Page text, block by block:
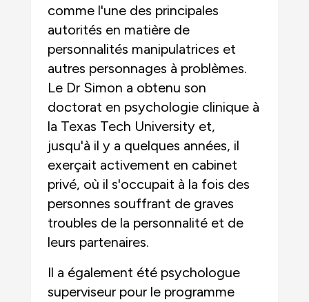
comme l'une des principales
autorités en matière de
personnalités manipulatrices et
autres personnages à problèmes.
Le Dr Simon a obtenu son
doctorat en psychologie clinique à
la Texas Tech University et,
jusqu'à il y a quelques années, il
exerçait activement en cabinet
privé, où il s'occupait à la fois des
personnes souffrant de graves
troubles de la personnalité et de
leurs partenaires.
Il a également été psychologue
superviseur pour le programme